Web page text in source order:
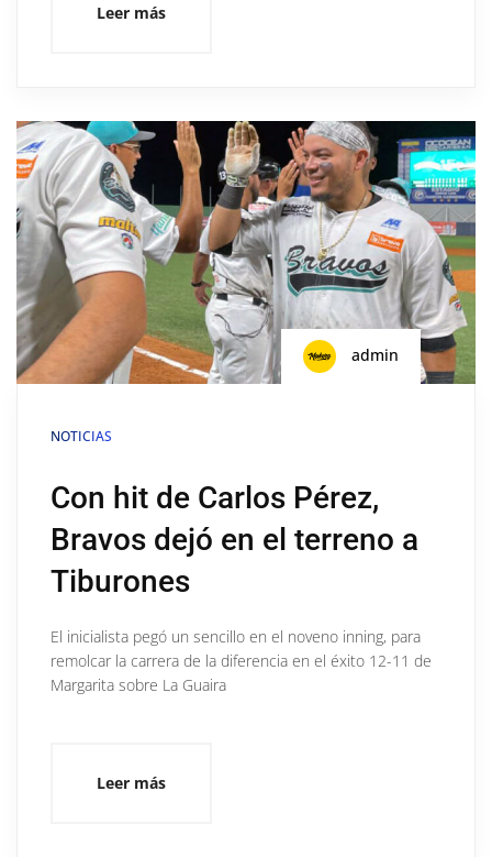
Leer más
admin
NOTICIAS
Con hit de Carlos Pérez,
Bravos dejó en el terreno a
Tiburones
El inicialista pegó un sencillo en el noveno inning, para
remolcar la carrera de la diferencia en el éxito 12-11 de
Margarita sobre La Guaira
Leer más